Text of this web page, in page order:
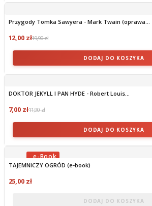
Przygody Tomka Sawyera - Mark Twain (oprawa...
12,00 zł19,90 zł
DODAJ DO KOSZYKA
DOKTOR JEKYLL I PAN HYDE - Robert Louis...
7,00 zł11,90 zł
DODAJ DO KOSZYKA
OBECNIE BRAK NA STANIE
TAJEMNICZY OGRÓD (e-book)
25,00 zł
DODAJ DO KOSZYKA